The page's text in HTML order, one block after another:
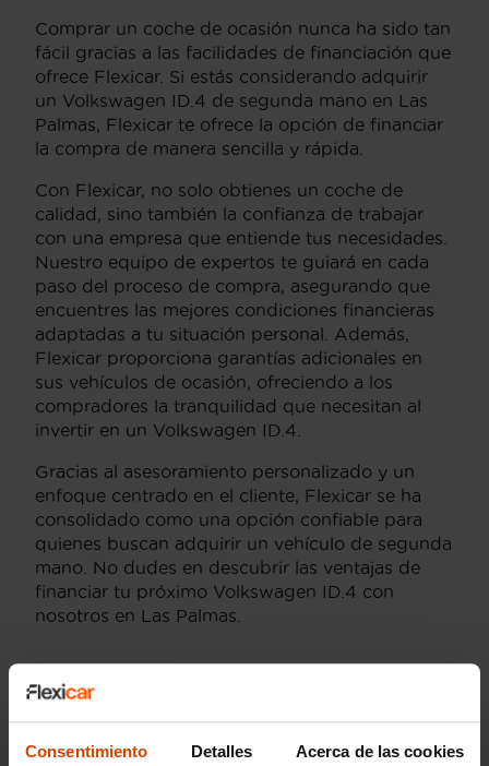
Consentimiento Detalles Acerca de las cookies
Comprar un coche de ocasión nunca ha sido tan
fácil gracias a las facilidades de financiación que
ofrece Flexicar. Si estás considerando adquirir
un Volkswagen ID.4 de segunda mano en Las
Palmas, Flexicar te ofrece la opción de financiar
la compra de manera sencilla y rápida.
Con Flexicar, no solo obtienes un coche de
calidad, sino también la confianza de trabajar
con una empresa que entiende tus necesidades.
Nuestro equipo de expertos te guiará en cada
paso del proceso de compra, asegurando que
encuentres las mejores condiciones financieras
adaptadas a tu situación personal. Además,
Flexicar proporciona garantías adicionales en
sus vehículos de ocasión, ofreciendo a los
compradores la tranquilidad que necesitan al
invertir en un Volkswagen ID.4.
Gracias al asesoramiento personalizado y un
enfoque centrado en el cliente, Flexicar se ha
consolidado como una opción confiable para
quienes buscan adquirir un vehículo de segunda
mano. No dudes en descubrir las ventajas de
financiar tu próximo Volkswagen ID.4 con
nosotros en Las Palmas.
Versiones del modelo